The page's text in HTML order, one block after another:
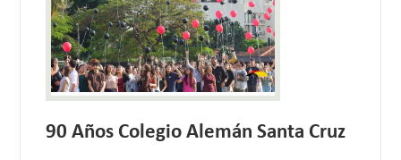
90 Años Colegio Alemán Santa Cruz